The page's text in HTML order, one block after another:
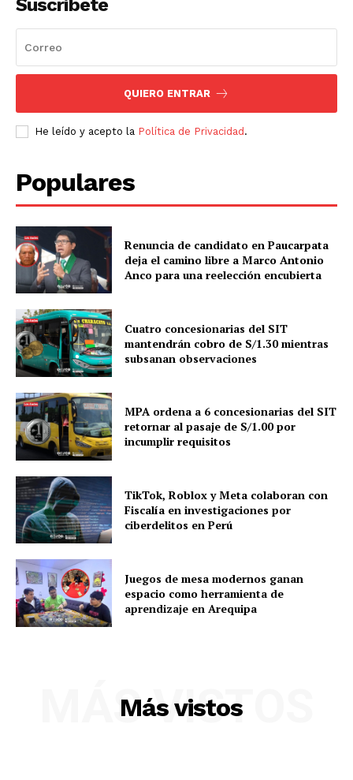
Suscríbete
QUIERO ENTRAR
He leído y acepto la Política de Privacidad.
Populares
Renuncia de candidato en Paucarpata
deja el camino libre a Marco Antonio
Anco para una reelección encubierta
Cuatro concesionarias del SIT
mantendrán cobro de S/1.30 mientras
subsanan observaciones
MPA ordena a 6 concesionarias del SIT
retornar al pasaje de S/1.00 por
incumplir requisitos
TikTok, Roblox y Meta colaboran con
Fiscalía en investigaciones por
ciberdelitos en Perú
Juegos de mesa modernos ganan
espacio como herramienta de
aprendizaje en Arequipa
Más vistos
MÁS VISTOS